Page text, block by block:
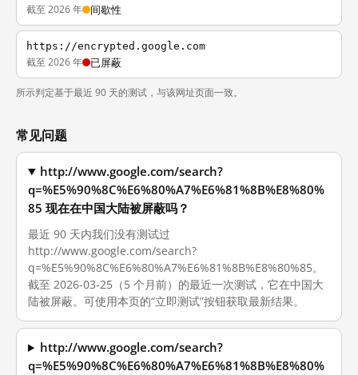
截至 2026 年 间歇性
https://encrypted.google.com
截至 2026 年 已屏蔽
所示判定基于最近 90 天的测试，与该网址页面一致。
常见问题
http://www.google.com/search?
q=%E5%90%8C%E6%80%A7%E6%81%8B%E8%80%
85 现在在中国大陆被屏蔽吗？
最近 90 天内我们没有测试过
http://www.google.com/search?
q=%E5%90%8C%E6%80%A7%E6%81%8B%E8%80%85。
截至 2026-03-25（5 个月前）的最近一次测试，它在中国大
陆被屏蔽。可使用本页的“立即测试”按钮获取最新结果。
http://www.google.com/search?
q=%E5%90%8C%E6%80%A7%E6%81%8B%E8%80%